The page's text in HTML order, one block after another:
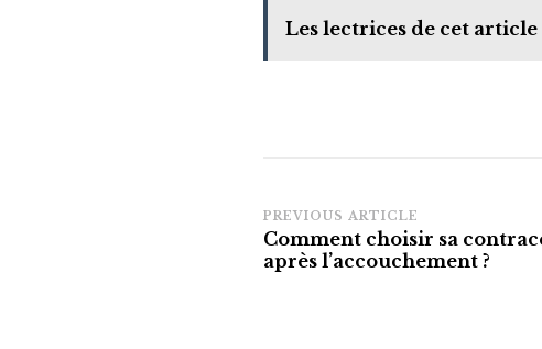
Les lectrices de cet article
Post
Navigation
PREVIOUS ARTICLE
Comment choisir sa
après l’accouchement ?